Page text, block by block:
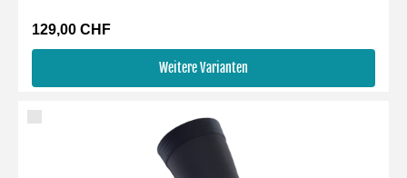
129,00 CHF
Weitere Varianten